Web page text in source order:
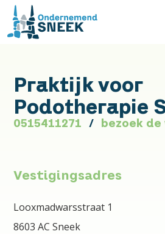
Praktijk voor
Podotherapie
0515411271 bezoek
Vestigingsadres
Looxmadwarsstraat 1
8603 AC Sneek